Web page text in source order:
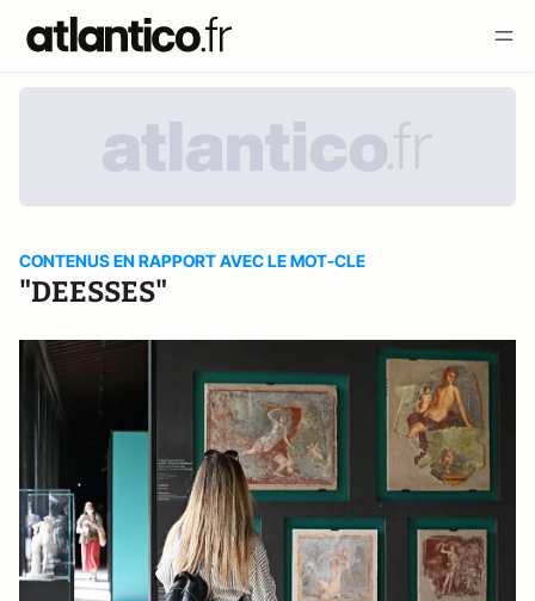
CONTENUS EN RAPPORT AVEC LE MOT-CLE
"DEESSES"